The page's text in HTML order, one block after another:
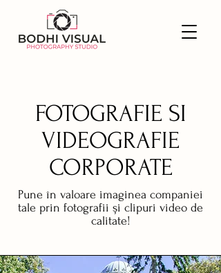
FOTOGRAFIE SI
VIDEOGRAFIE
CORPORATE
Pune în valoare imaginea companiei
tale prin fotografii și clipuri video de
calitate!